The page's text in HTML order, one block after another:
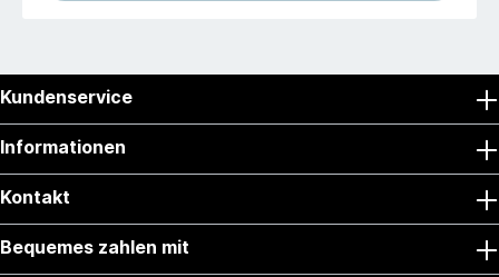
Kundenservice
Informationen
Kontakt
Bequemes zahlen mit